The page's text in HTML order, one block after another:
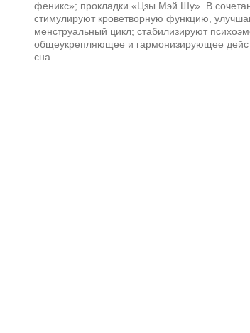
феникс»; прокладки «Цзы Мэй Шу». В
стимулируют кроветворную функцию,
менструальный цикл; стабилизируют
общеукрепляющее и гармонизирующее
сна.